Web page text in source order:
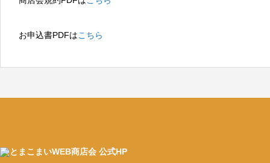
お申込書PDFはこちら